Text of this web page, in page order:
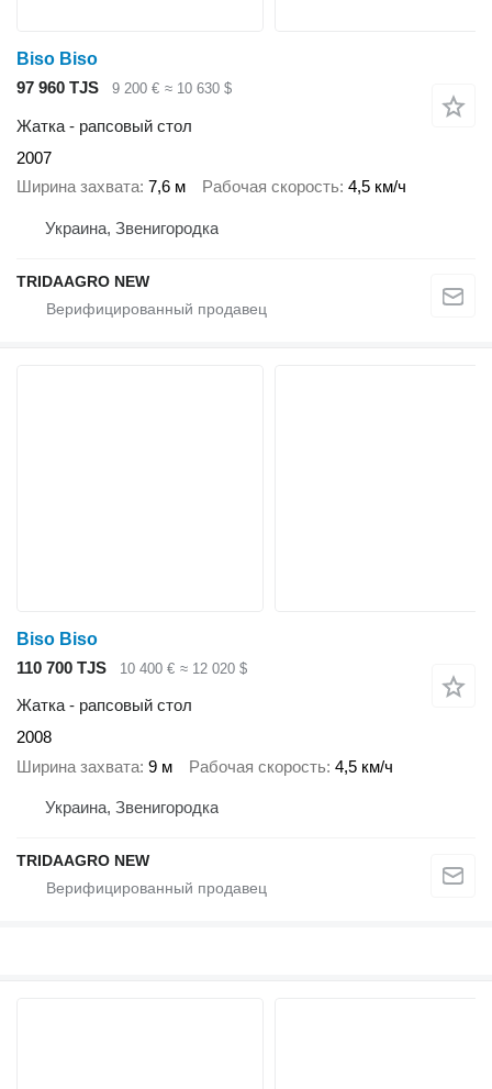
Biso Biso
97 960 TJS
9 200 € ≈ 10 630 $
Жатка - рапсовый стол
2007
Ширина захвата 7,6 м Рабочая скорость 4,5 км/ч
Украина, Звенигородка
TRIDAAGRO NEW
Biso Biso
110 700 TJS
10 400 € ≈ 12 020 $
Жатка - рапсовый стол
2008
Ширина захвата 9 м Рабочая скорость 4,5 км/ч
Украина, Звенигородка
TRIDAAGRO NEW